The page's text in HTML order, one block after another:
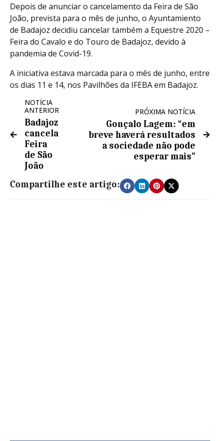
Depois de anunciar o cancelamento da Feira de São
João, prevista para o mês de junho, o Ayuntamiento
de Badajoz decidiu cancelar também a Equestre 2020 –
Feira do Cavalo e do Touro de Badajoz, devido à
pandemia de Covid-19.
A iniciativa estava marcada para o mês de junho, entre
os dias 11 e 14, nos Pavilhões da IFEBA em Badajoz.
NOTÍCIA
ANTERIOR
Badajoz
cancela
Feira
de São
João
PRÓXIMA NOTÍCIA
Gonçalo Lagem: “em
breve haverá resultados
a sociedade não pode
esperar mais”
Compartilhe este artigo: